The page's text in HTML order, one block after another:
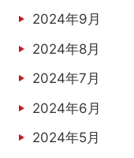
2024年9月
2024年8月
2024年7月
2024年6月
2024年5月